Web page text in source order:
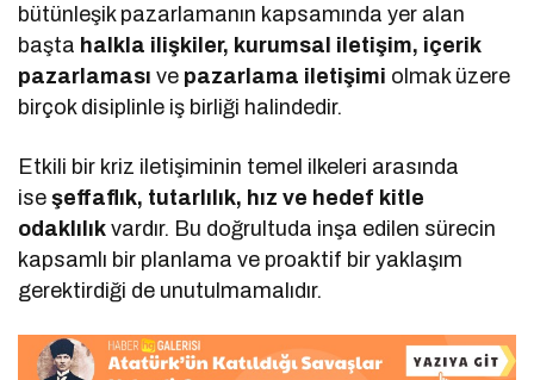
bütünleşik pazarlamanın kapsamında yer alan
başta halkla ilişkiler, kurumsal iletişim, içerik
pazarlamasıve pazarlama iletişimi olmak üzere
birçok disiplinle iş birliği halindedir.
Etkili bir kriz iletişiminin temel ilkeleri arasında
iseşeffaflık, tutarlılık, hız ve hedef kitle
odaklılık vardır. Bu doğrultuda inşa edilen sürecin
kapsamlı bir planlama ve proaktif bir yaklaşım
gerektirdiği de unutulmamalıdır.